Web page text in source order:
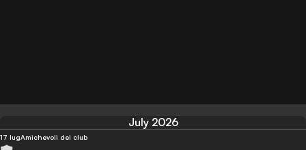
July 2026
17 lugAmichevoli dei club